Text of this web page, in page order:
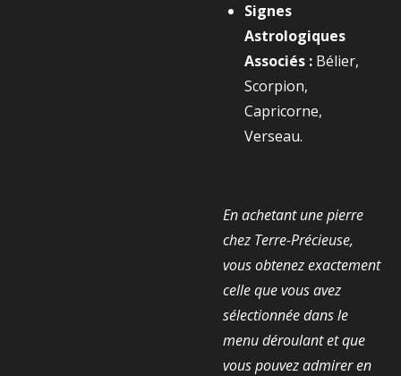
Signes
Astrologiques
Associés : Bélier,
Scorpion,
Capricorne,
Verseau.
En achetant une pierre
chez Terre-Précieuse,
vous obtenez exactement
celle que vous avez
sélectionnée dans le
menu déroulant et que
vous pouvez admirer en